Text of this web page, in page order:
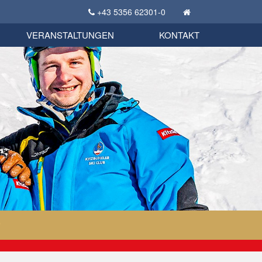
+43 5356 62301-0
KSC Sportgeschichte
Bekleidungsshop
VERANSTALTUNGEN KONTAKT